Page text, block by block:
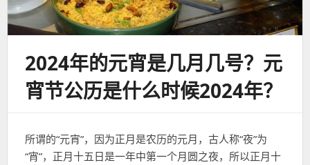
2024年的元宵是几月几号？元
宵节公历是什么时候2024年？
所谓的“元宵”，因为正月是农历的元月，古人称“夜”为
“宵”，正月十五日是一年中第一个月圆之夜，所以正月十